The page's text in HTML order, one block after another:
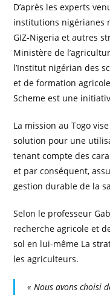
D’après les experts
institutions nigérianes
GIZ-Nigeria et autres
Ministère de
l’Institut nigérian des
et de formation
Scheme est une
La mission au Togo
solution pour une
tenant compte des
et par conséquent,
gestion durable de la
Selon le professeur
recherche agricole et
sol en lui-même La
les agriculteurs.
« Nous avons choisi